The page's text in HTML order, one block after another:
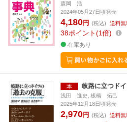
森岡 浩
2024年05月27日頃発売
4,180円 (税込) 送料無
38ポイント 1倍
在庫あり
岐路に立つド
浅田 進史, 板橋 拓己
2025年12月18日頃発売
2,970円 (税込) 送料無